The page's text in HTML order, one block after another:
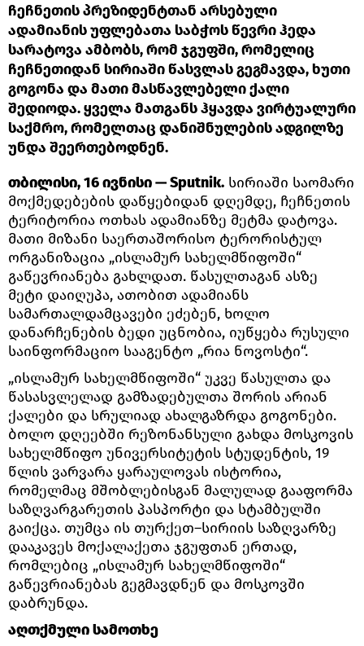
ჩეჩნეთის პრეზიდენტთან არსებული
ადამიანის უფლებათა საბჭოს წევრი ჰედა
სარატოვა ამბობს, რომ ჯგუფში, რომელიც
ჩეჩნეთიდან სირიაში წასვლას გეგმავდა, ხუთი
გოგონა და მათი მასწავლებელი ქალი
შედიოდა. ყველა მათგანს ჰყავდა ვირტუალური
საქმრო, რომელთაც დანიშნულების ადგილზე
უნდა შეერთებოდნენ.
თბილისი, 16 ივნისი — Sputnik. სირიაში საომარი
მოქმედებების დაწყებიდან დღემდე, ჩეჩნეთის
ტერიტორია ოთხას ადამიანზე მეტმა დატოვა.
მათი მიზანი საერთაშორისო ტერორისტულ
ორგანიზაცია „ისლამურ სახელმწიფოში“
გაწევრიანება გახლდათ. წასულთაგან ასზე
მეტი დაიღუპა, ათობით ადამიანს
სამართალდამცავები ეძებენ, ხოლო
დანარჩენების ბედი უცნობია, იუწყება რუსული
საინფორმაციო სააგენტო „რია ნოვოსტი“.
„ისლამურ სახელმწიფოში“ უკვე წასულთა და
წასასვლელად გამზადებულთა შორის არიან
ქალები და სრულიად ახალგაზრდა გოგონები.
ბოლო დღეებში რეზონანსული გახდა მოსკოვის
სახელმწიფო უნივერსიტეტის სტუდენტის, 19
წლის ვარვარა ყარაულოვას ისტორია,
რომელმაც მშობლებისგან მალულად გააფორმა
საზღვარგარეთის პასპორტი და სტამბულში
გაიქცა. თუმცა ის თურქეთ–სირიის საზღვარზე
დააკავეს მოქალაქეთა ჯგუფთან ერთად,
რომლებიც „ისლამურ სახელმწიფოში“
გაწევრიანებას გეგმავდნენ და მოსკოვში
დაბრუნდა.
აღთქმული სამოთხე